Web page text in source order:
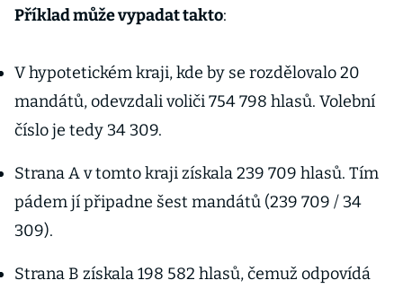
Příklad může vypadat takto:
V hypotetickém kraji, kde by se rozdělovalo 20
mandátů, odevzdali voliči 754 798 hlasů. Volební
číslo je tedy 34 309.
Strana A v tomto kraji získala 239 709 hlasů. Tím
pádem jí připadne šest mandátů (239 709 / 34
309).
Strana B získala 198 582 hlasů, čemuž odpovídá